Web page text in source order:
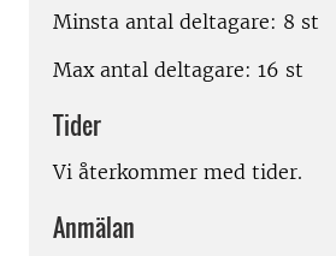
Minsta antal deltagare: 8 st
Max antal deltagare: 16 st
Tider
Vi återkommer med tider.
Anmälan